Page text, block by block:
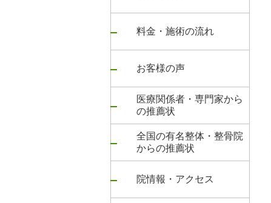
料金・施術の流れ
お客様の声
医療関係者・専門家から
の推薦状
全国の有名整体・整骨院
からの推薦状
院情報・アクセス